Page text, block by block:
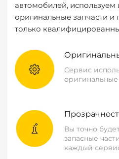
автомобилей, используем
оригинальные запчасти
только
Сервис
оригинальные
Вы точно
запасные
каждый